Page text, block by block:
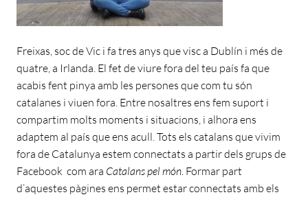
Freixas, soc de Vic i fa tres anys que visc a Dublín i més de
quatre, a Irlanda. El fet de viure fora del teu país fa que
acabis fent pinya amb les persones que com tu són
catalanes i viuen fora. Entre nosaltres ens fem suport i
compartim molts moments i situacions, i alhora ens
adaptem al país que ens acull. Tots els catalans que vivim
fora de Catalunya estem connectats a partir dels grups de
Facebook com ara Catalans pel món . Formar part
d’aquestes pàgines ens permet estar connectats amb els